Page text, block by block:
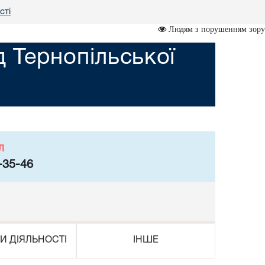
Людям з порушенням зору
35-46
ДІЯЛЬНОСТІ ІНШЕ